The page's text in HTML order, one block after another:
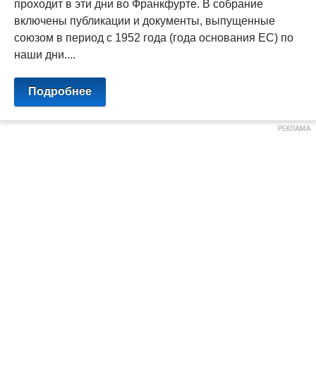
проходит в эти дни во Франкфурте. В собрание
включены публикации и документы, выпущенные
союзом в период с 1952 года (года основания ЕС) по
наши дни....
Подробнее